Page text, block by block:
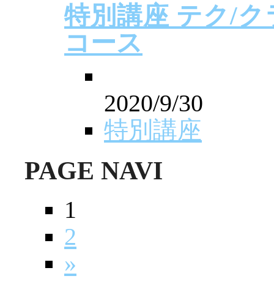
特別講座 テク/
コース
2020/9/30
特別講座
PAGE NAVI
1
2
»